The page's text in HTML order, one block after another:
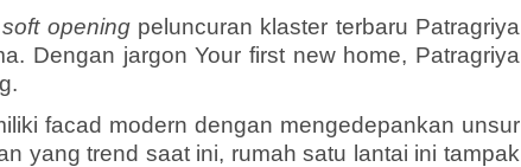
soft openingpeluncuran klaster terbaru Patragriya
Dengan jargon Your first new home, Patragriya
facad modern dengan mengedepankan unsur
yang trend saat ini, rumah satu lantai ini tampak